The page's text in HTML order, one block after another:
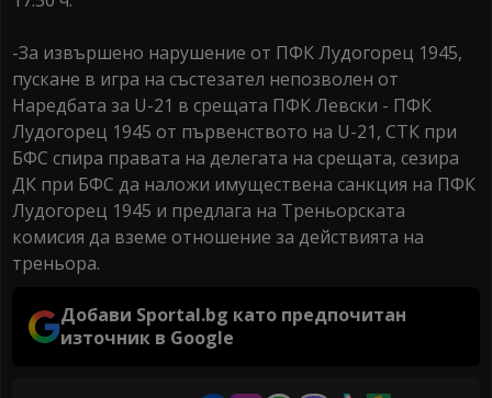
-За извършено нарушение от ПФК Лудогорец 1945,
пускане в игра на състезател непозволен от
Наредбата за U-21 в срещата ПФК Левски - ПФК
Лудогорец 1945 от първенството на U-21, СТК при
БФС спира правата на делегата на срещата, сезира
ДК при БФС да наложи имуществена санкция на ПФК
Лудогорец 1945 и предлага на Треньорската
комисия да вземе отношение за действията на
треньора.
Добави Sportal.bg като предпочитан
източник в Google